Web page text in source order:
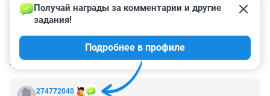
КОММЕНТАРИИ 95
274772040
Получай награды за комментарии и другие
задания!
Подробнее в профиле